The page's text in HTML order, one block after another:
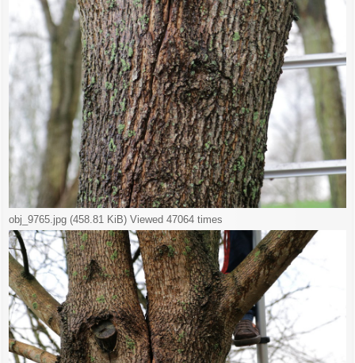
obj_9765.jpg (458.81 KiB) Viewed 47064 times